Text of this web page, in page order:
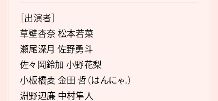
［出演者］
草壁杏奈 松本若菜
瀬尾深月 佐野勇斗
佐々岡鈴加 小野花梨
小板橋麦 金田 哲（はんにゃ.）
淵野辺廉 中村隼人